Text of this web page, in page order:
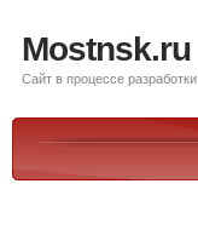
Mostnsk.ru
Сайт в процессе разработки